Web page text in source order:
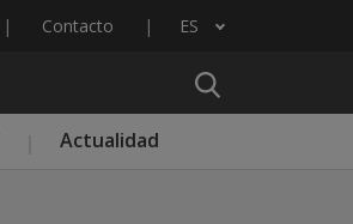
Contacto ES
Lista adicional de acciones
Actualidad